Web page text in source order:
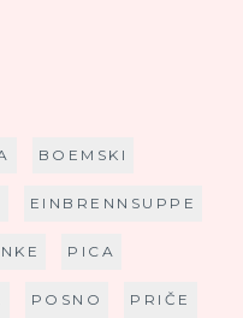
BOEMSKI
EINBRENNSUPPE
PICA
POSNO PRIČE